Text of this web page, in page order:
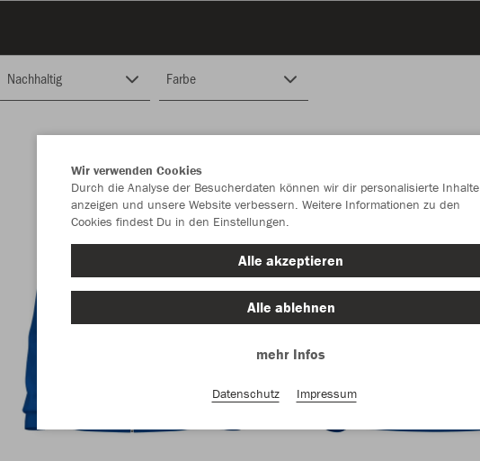
Nachhaltig Farbe
Wir verwenden Cookies
Durch die Analyse der Besucherdaten können wir dir personalisierte Inhalte
anzeigen und unsere Website verbessern. Weitere Informationen zu den
Cookies findest Du in den Einstellungen.
Alle akzeptieren
Alle ablehnen
mehr Infos
Datenschutz Impressum